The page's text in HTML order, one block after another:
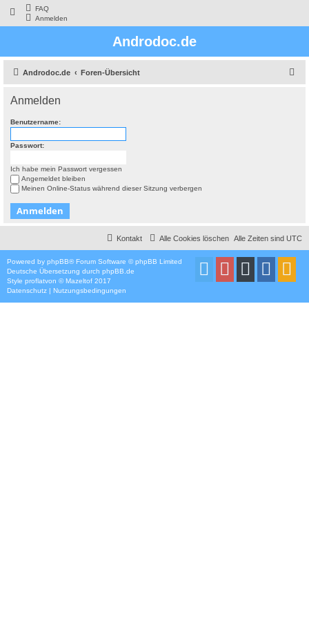
FAQ
Anmelden
Androdoc.de
Androdoc.de Foren-Übersicht
Anmelden
Benutzername:
Passwort:
Ich habe mein Passwort vergessen
Angemeldet bleiben
Meinen Online-Status während dieser Sitzung verbergen
Alle Zeiten sind UTC
Alle Cookies löschen
Kontakt
Powered by phpBB® Forum Software © phpBB Limited
Deutsche Übersetzung durch phpBB.de
Style proflatvon ©Mazeltof 2017
Datenschutz | Nutzungsbedingungen